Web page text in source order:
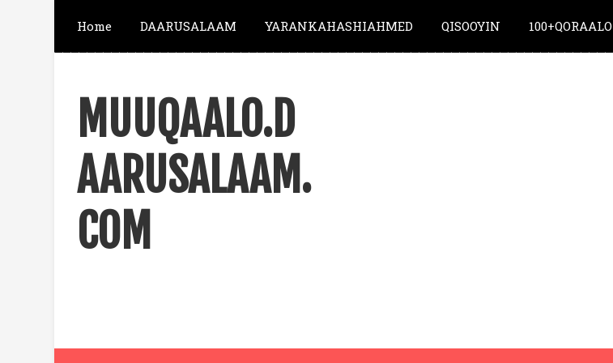
Home DAARUSALAAM YARANKAHASHIAHMED QISOOYIN 100+QORAALO
MUUQAALO.D
AARUSALAAM.
COM